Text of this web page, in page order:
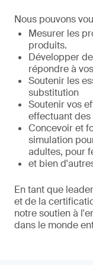
Nous pouvons
Mesurer les
produits.
Développer
répondre à
Soutenir les
substitution
Soutenir vos
effectuant des
Concevoir et
simulation
adultes, pour
et bien
En tant que
et de la
notre soutien à
dans le monde